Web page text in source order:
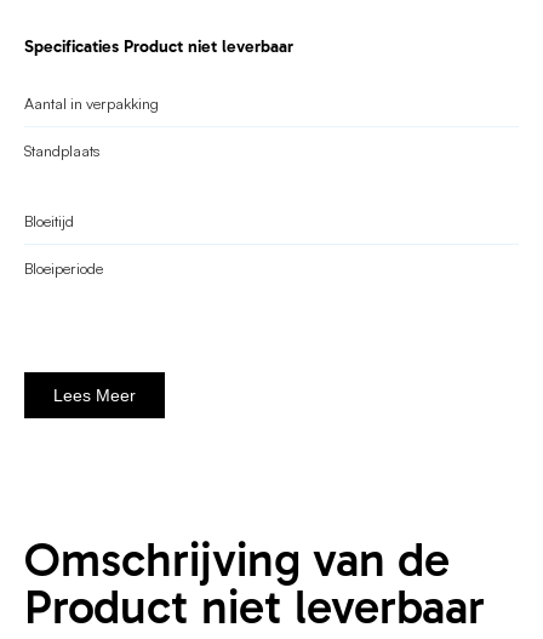
Specificaties Product niet leverbaar
Aantal in verpakking
Standplaats
Bloeitijd
Bloeiperiode
Lees Meer
Omschrijving van de
Product niet leverbaar